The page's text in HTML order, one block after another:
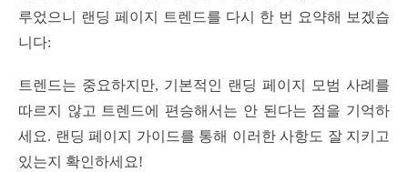
루었으니 랜딩 페이지 트렌드를 다시 한 번 요약해 보겠습
니다:
트렌드는 중요하지만, 기본적인 랜딩 페이지 모범 사례를
따르지 않고 트렌드에 편승해서는 안 된다는 점을 기억하
세요. 랜딩 페이지 가이드를 통해 이러한 사항도 잘 지키고
있는지 확인하세요!